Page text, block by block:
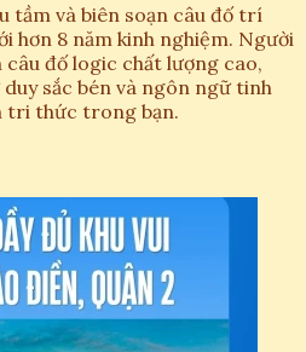
tầm và biên soạn câu đố trí
hơn 8 năm kinh nghiệm. Người
đố logic chất lượng cao,
sắc bén và ngôn ngữ tinh
tri thức trong bạn.